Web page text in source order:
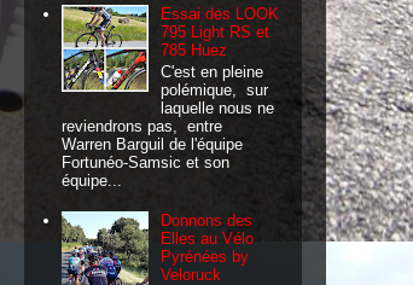
Essai des LOOK
795 Light RS et
785 Huez
C'est en pleine
polémique, sur
laquelle nous ne
reviendrons pas, entre
Warren Barguil de l'équipe
Fortunéo-Samsic et son
équipe...
Donnons des
Elles au Vélo
Pyrénées by
Veloruck